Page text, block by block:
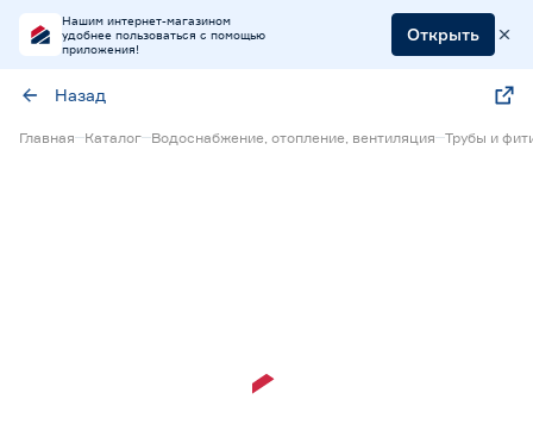
Нашим интернет-магазином
удобнее пользоваться с помощью
приложения!
Открыть
Назад
Главная Каталог Водоснабжение, отопление, вентиляция Трубы и